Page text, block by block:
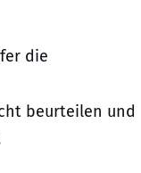
die
beurteilen und